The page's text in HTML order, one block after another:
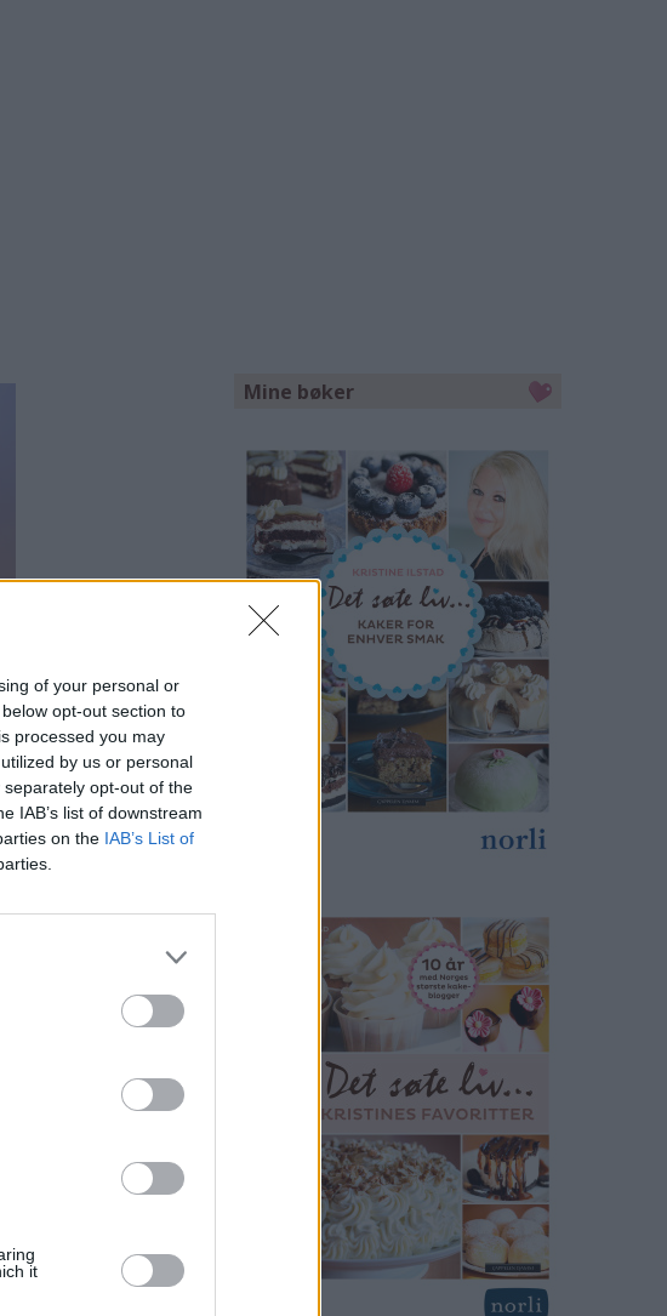
of your personal or
opt-out section to
processed you may
by us or personal
opt-out of the
IAB’s list of downstream
on the IAB’s List of
it
her på Det søte
deilig kryddersmak
uten nøtter.
Mine bøker